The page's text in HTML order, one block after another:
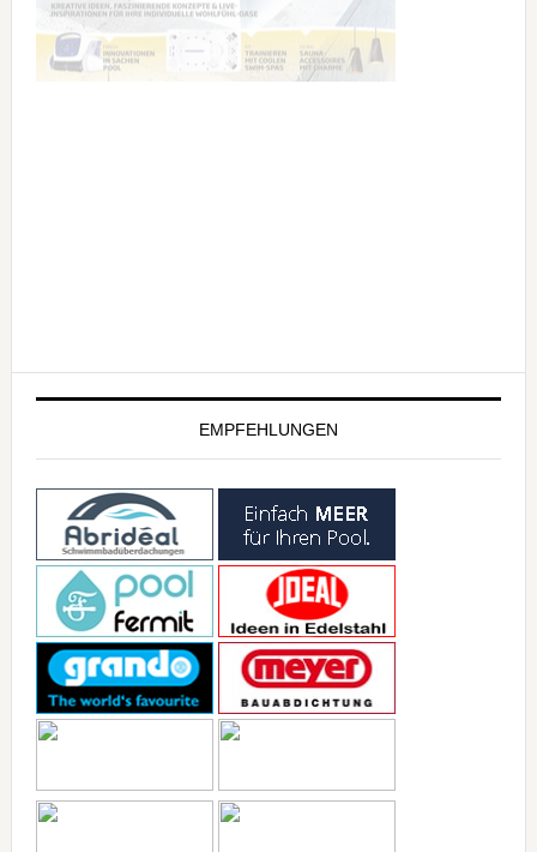
EMPFEHLUNGEN